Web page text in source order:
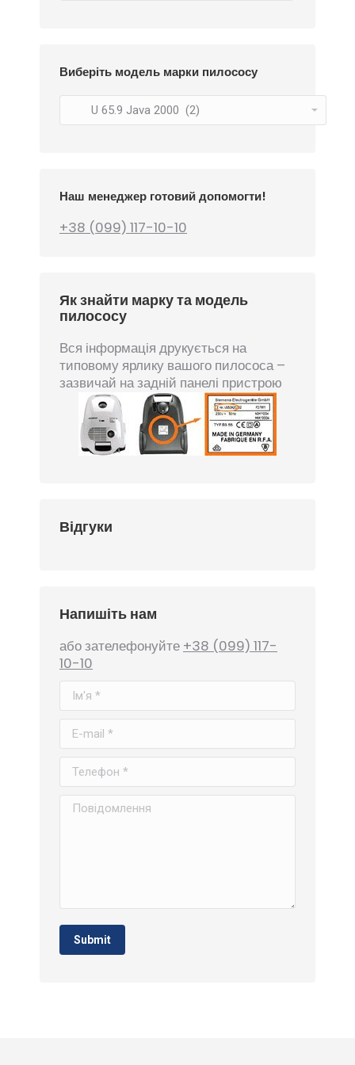
Виберіть модель марки пилососу
Наш менеджер готовий допомогти!
+38 (099) 117-10-10
Як знайти марку та модель
пилососу
Вся інформація друкується на
типовому ярлику вашого пилососа –
зазвичай на задній панелі пристрою
Відгуки
Напишіть нам
або зателефонуйте +38 (099) 117-
10-10
Ім'я *
E-mail *
Телефон *
Повідомлення
Submit